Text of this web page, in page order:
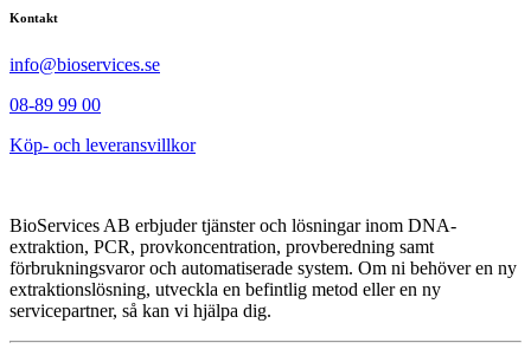
Kontakt
info@bioservices.se
08-89 99 00
Köp- och leveransvillkor
BioServices AB erbjuder tjänster och lösningar inom DNA-
extraktion, PCR, provkoncentration, provberedning samt
förbrukningsvaror och automatiserade system. Om ni behöver en ny
extraktionslösning, utveckla en befintlig metod eller en ny
servicepartner, så kan vi hjälpa dig.